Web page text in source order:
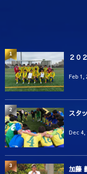
２０
Feb 1,
1
スタ
Dec 4,
2
加藤
3